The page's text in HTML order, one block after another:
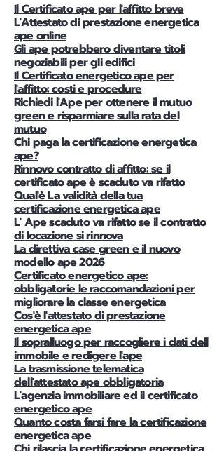
Il Certificato ape per l'affitto breve
L'Attestato di prestazione energetica
ape online
Gli ape potrebbero diventare titoli
negoziabili per gli edifici
Il Certificato energetico ape per
l'affitto: costi e procedure
Richiedi l'Ape per ottenere il mutuo
green e risparmiare sulla rata del
mutuo
Chi paga la certificazione energetica
ape?
Rinnovo contratto di affitto: se il
certificato ape è scaduto va rifatto
Qual'è La validità della tua
certificazione energetica ape
L' Ape scaduto va rifatto se il contratto
di locazione si rinnova
La direttiva case green e il nuovo
modello ape 2026
Certificato energetico ape:
obbligatorie le raccomandazioni per
migliorare la classe energetica
Cos'è l'attestato di prestazione
energetica ape
Il sopralluogo per raccogliere i dati dell
immobile e redigere l'ape
La trasmissione telematica
dell'attestato ape obbligatoria
L'agenzia immobiliare ed il certificato
energetico ape
Quanto costa farsi fare la certificazione
energetica ape